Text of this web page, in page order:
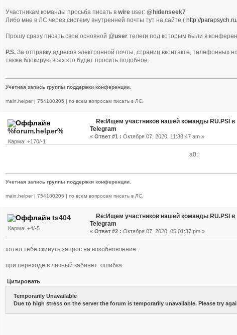
Участникам команды просьба писать в wire user: @hidenseek7
Либо мне в ЛС через систему внутренней почты тут на сайте ( http://
Прошу сразу писать своё основной @user телеги под которым были в
P.S. За отправку адресов электронной почты, страниц вконтакте, телефонных
также блокирую всех кто будет просить подобное.
Учетная запись группы поддержки конференции.
main.helper | 754180205 | по всем вопросам писать в ЛС.
%forum.helper%
Карма: +170/-1
Re:Ищем участников нашей команды RU.PSI в
Telegram
« Ответ #1 : Октября 07, 2020, 11:38:47 am »
a0:
Учетная запись группы поддержки конференции.
main.helper | 754180205 | по всем вопросам писать в ЛС.
ts404
Карма: +4/-5
Re:Ищем участников нашей команды RU.PSI в
Telegram
« Ответ #2 : Октября 07, 2020, 05:01:37 pm »
хотел тебе скинуть запрос на возобновление.
при переходе в личный кабинет ошибка
Цитировать
Temporarily Unavailable
Due to high stress on the server the forum is temporarily unavailable. Please try